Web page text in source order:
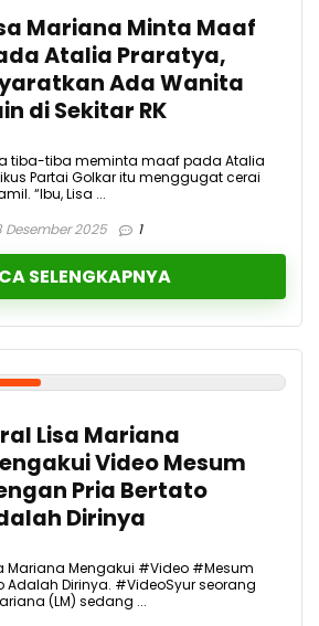
Mariana Minta Maaf
Atalia Praratya,
Ada Wanita
di Sekitar RK
tiba-tiba meminta maaf pada Atalia
Partai Golkar itu menggugat cerai
“Ibu, Lisa ...
Desember 2025 1
SELENGKAPNYA
Lisa Mariana
Video Mesum
Pria Bertato
Dirinya
Mariana Mengakui #Video #Mesum
Adalah Dirinya. #VideoSyur seorang
(LM) sedang ...